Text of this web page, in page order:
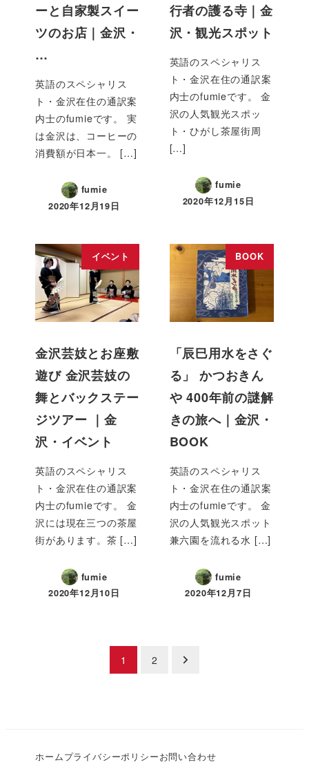
ーと自家製スイー
ツのお店｜金沢・
…
英語のスペシャリス
ト・金沢在住の通訳案
内士のfumieです。 実
は金沢は、コーヒーの
消費額が日本一。 […]
fumie
2020年12月19日
行者の護る寺｜金
沢・観光スポット
英語のスペシャリス
ト・金沢在住の通訳案
内士のfumieです。 金
沢の人気観光スポッ
ト・ひがし茶屋街周
[…]
fumie
2020年12月15日
イベント
金沢芸妓とお座敷
遊び 金沢芸妓の
舞とバックステー
ジツアー ｜金
沢・イベント
英語のスペシャリス
ト・金沢在住の通訳案
内士のfumieです。 金
沢には現在三つの茶屋
街があります。茶 […]
fumie
2020年12月10日
BOOK
「辰巳用水をさぐ
る」 かつおきん
や 400年前の謎解
きの旅へ｜金沢・
BOOK
英語のスペシャリス
ト・金沢在住の通訳案
内士のfumieです。 金
沢の人気観光スポット
兼六園を流れる水 […]
fumie
2020年12月7日
1 2
ホームプライバシーポリシーお問い合わせ